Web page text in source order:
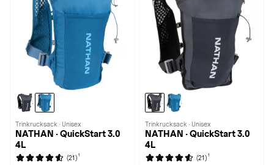
Trinkrucksack · Unisex
NATHAN · QuickStart 3.0
4L
(21) 1
Trinkrucksack · Unisex
NATHAN · QuickStart 3.0
4L
(21) 1